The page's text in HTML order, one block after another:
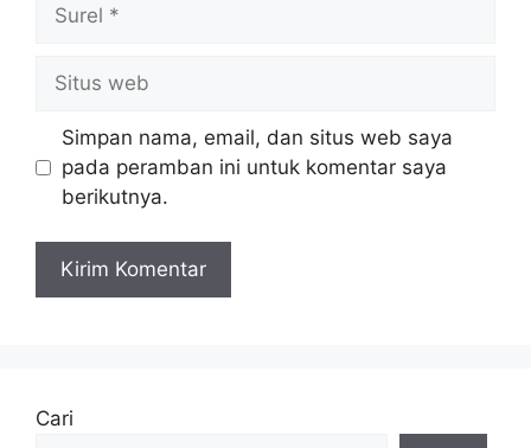
web
Simpan nama, email, dan situs web saya
pada peramban ini untuk komentar saya
berikutnya.
Cari